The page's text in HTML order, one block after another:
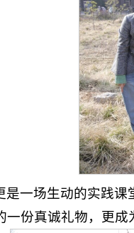
是一场生动的实践
一份真诚礼物，更